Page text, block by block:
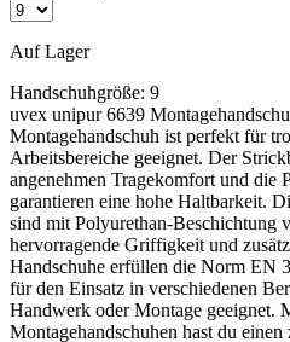
Auf Lager
Handschuhgröße: 9
uvex unipur 6639
Montagehandschuh ist perfekt für
Arbeitsbereiche geeignet. Der
angenehmen Tragekomfort und die
garantieren eine hohe Haltbarkeit.
sind mit Polyurethan-Beschichtung
hervorragende Griffigkeit und
Handschuhe erfüllen die Norm EN
für den Einsatz in verschiedenen
Handwerk oder Montage geeignet.
Montagehandschuhen hast du